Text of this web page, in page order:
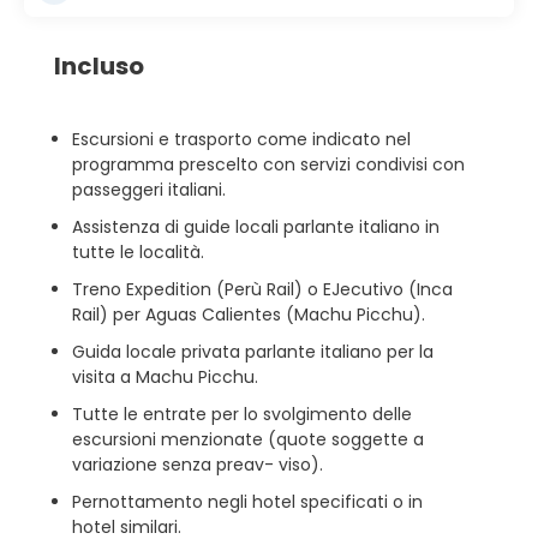
Incluso
Escursioni e trasporto come indicato nel
programma prescelto con servizi condivisi con
passeggeri italiani.
Assistenza di guide locali parlante italiano in
tutte le località.
Treno Expedition (Perù Rail) o EJecutivo (Inca
Rail) per Aguas Calientes (Machu Picchu).
Guida locale privata parlante italiano per la
visita a Machu Picchu.
Tutte le entrate per lo svolgimento delle
escursioni menzionate (quote soggette a
variazione senza preav- viso).
Pernottamento negli hotel specificati o in
hotel similari.